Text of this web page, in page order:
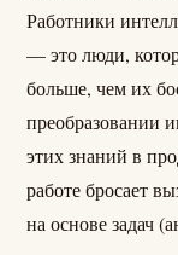
Работники
— это люди,
больше, чем их
преобразовании
этих знаний в
работе бросает
на основе задач